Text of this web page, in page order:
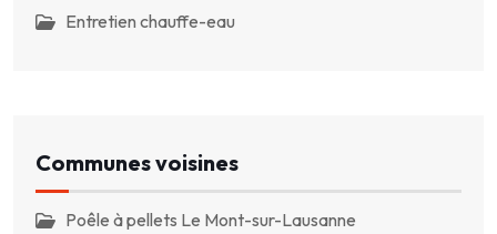
Entretien chauffe-eau
Communes voisines
Poêle à pellets Le Mont-sur-Lausanne